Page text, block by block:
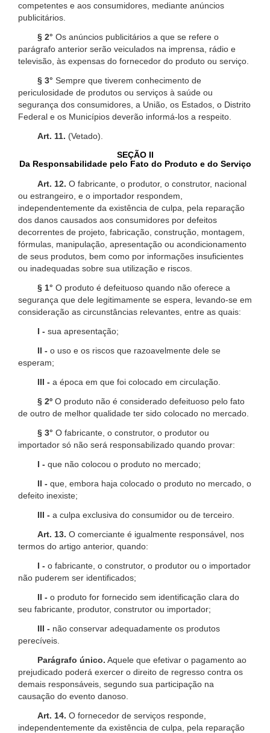
competentes e aos consumidores, mediante anúncios
publicitários.
§ 2° Os anúncios publicitários a que se refere o
parágrafo anterior serão veiculados na imprensa, rádio e
televisão, às expensas do fornecedor do produto ou serviço.
§ 3° Sempre que tiverem conhecimento de
periculosidade de produtos ou serviços à saúde ou
segurança dos consumidores, a União, os Estados, o Distrito
Federal e os Municípios deverão informá-los a respeito.
Art. 11. (Vetado).
SEÇÃO II
Da Responsabilidade pelo Fato do Produto e do Serviço
Art. 12. O fabricante, o produtor, o construtor, nacional
ou estrangeiro, e o importador respondem,
independentemente da existência de culpa, pela reparação
dos danos causados aos consumidores por defeitos
decorrentes de projeto, fabricação, construção, montagem,
fórmulas, manipulação, apresentação ou acondicionamento
de seus produtos, bem como por informações insuficientes
ou inadequadas sobre sua utilização e riscos.
§ 1° O produto é defeituoso quando não oferece a
segurança que dele legitimamente se espera, levando-se em
consideração as circunstâncias relevantes, entre as quais:
I - sua apresentação;
II - o uso e os riscos que razoavelmente dele se
esperam;
III - a época em que foi colocado em circulação.
§ 2º O produto não é considerado defeituoso pelo fato
de outro de melhor qualidade ter sido colocado no mercado.
§ 3° O fabricante, o construtor, o produtor ou
importador só não será responsabilizado quando provar:
I - que não colocou o produto no mercado;
II - que, embora haja colocado o produto no mercado, o
defeito inexiste;
III - a culpa exclusiva do consumidor ou de terceiro.
Art. 13. O comerciante é igualmente responsável, nos
termos do artigo anterior, quando:
I - o fabricante, o construtor, o produtor ou o importador
não puderem ser identificados;
II - o produto for fornecido sem identificação clara do
seu fabricante, produtor, construtor ou importador;
III - não conservar adequadamente os produtos
perecíveis.
Parágrafo único. Aquele que efetivar o pagamento ao
prejudicado poderá exercer o direito de regresso contra os
demais responsáveis, segundo sua participação na
causação do evento danoso.
Art. 14. O fornecedor de serviços responde,
independentemente da existência de culpa, pela reparação